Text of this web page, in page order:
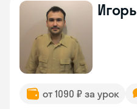
Игорь
от 1090 ₽ за урок